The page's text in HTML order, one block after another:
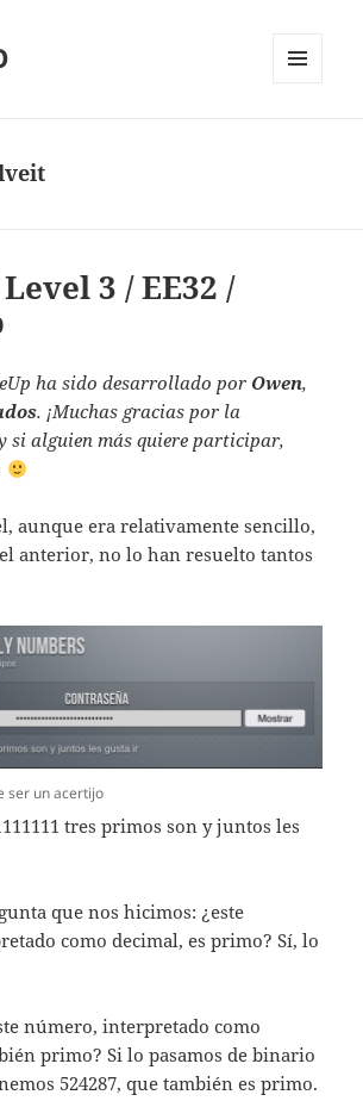
3 / EE32 /
ha sido desarrollado por Owen,
. ¡Muchas gracias por la
si alguien más quiere participar,
aunque era relativamente sencillo,
anterior, no lo han resuelto tantos
ser un acertijo
tres primos son y juntos les
que nos hicimos: ¿este
como decimal, es primo? Sí, lo
número, interpretado como
primo? Si lo pasamos de binario
524287, que también es primo.